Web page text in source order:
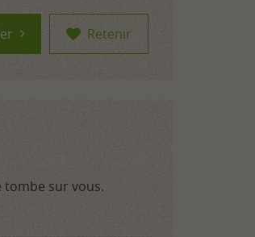
Retenir
tombe sur vous.